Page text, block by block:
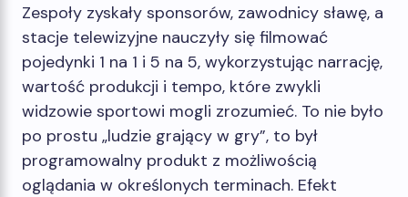
Zespoły zyskały sponsorów, zawodnicy sławę, a
stacje telewizyjne nauczyły się filmować
pojedynki 1 na 1 i 5 na 5, wykorzystując narrację,
wartość produkcji i tempo, które zwykli
widzowie sportowi mogli zrozumieć. To nie było
po prostu „ludzie grający w gry”, to był
programowalny produkt z możliwością
oglądania w określonych terminach. Efekt